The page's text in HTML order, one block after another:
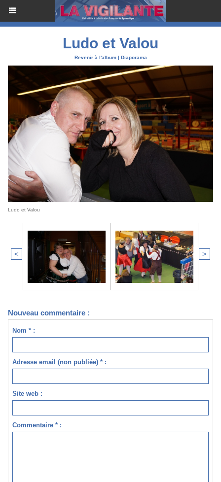
Ludo et Valou
Revenir à l'album | Diaporama
Ludo et Valou
< >
Nouveau commentaire :
Nom * :
Adresse email (non publiée) * :
Site web :
Commentaire * :